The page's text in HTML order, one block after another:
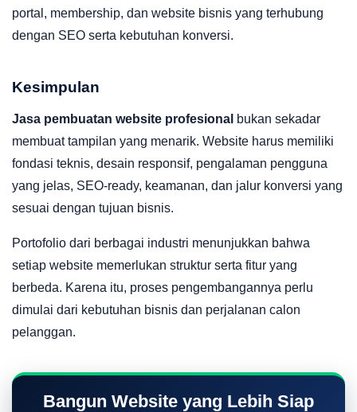
portal, membership, dan website bisnis yang terhubung
dengan SEO serta kebutuhan konversi.
Kesimpulan
Jasa pembuatan website profesional bukan sekadar
membuat tampilan yang menarik. Website harus memiliki
fondasi teknis, desain responsif, pengalaman pengguna
yang jelas, SEO-ready, keamanan, dan jalur konversi yang
sesuai dengan tujuan bisnis.
Portofolio dari berbagai industri menunjukkan bahwa
setiap website memerlukan struktur serta fitur yang
berbeda. Karena itu, proses pengembangannya perlu
dimulai dari kebutuhan bisnis dan perjalanan calon
pelanggan.
Bangun Website yang Lebih Siap